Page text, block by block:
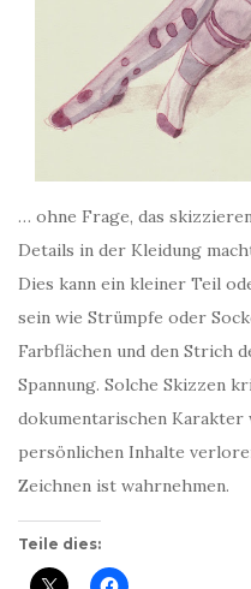
… ohne Frage, das
Details in der Kleidung
Dies kann ein kleiner Teil
sein wie Strümpfe oder
Farbflächen und den Strich
Spannung. Solche Skizzen
dokumentarischen Karakter
persönlichen Inhalte
Zeichnen ist wahrnehmen.
Teile dies: